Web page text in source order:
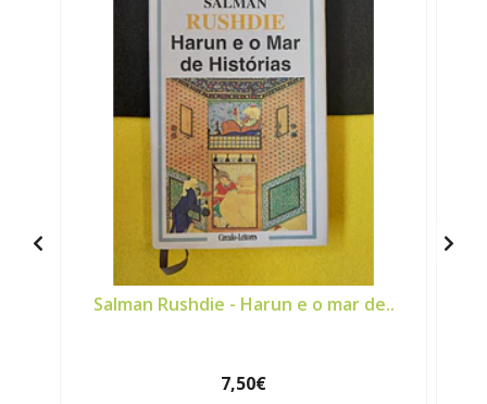
Salman Rushdie - Harun e o mar de..
7,50€